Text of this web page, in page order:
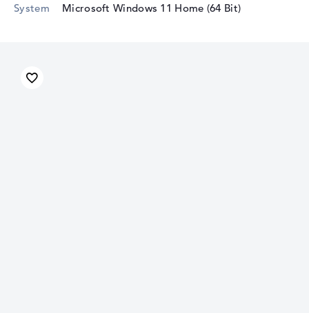
System
Microsoft Windows 11 Home (64 Bit)